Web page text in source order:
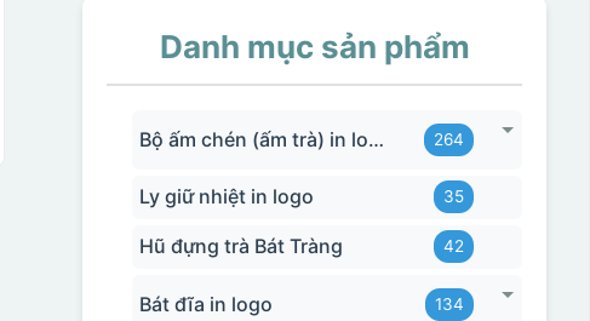
Danh mục sản phẩm
Bộ ấm chén (ấm trà) in logo 264
Ly giữ nhiệt in logo 35
Hũ đựng trà Bát Tràng 42
Bát đĩa in logo 134